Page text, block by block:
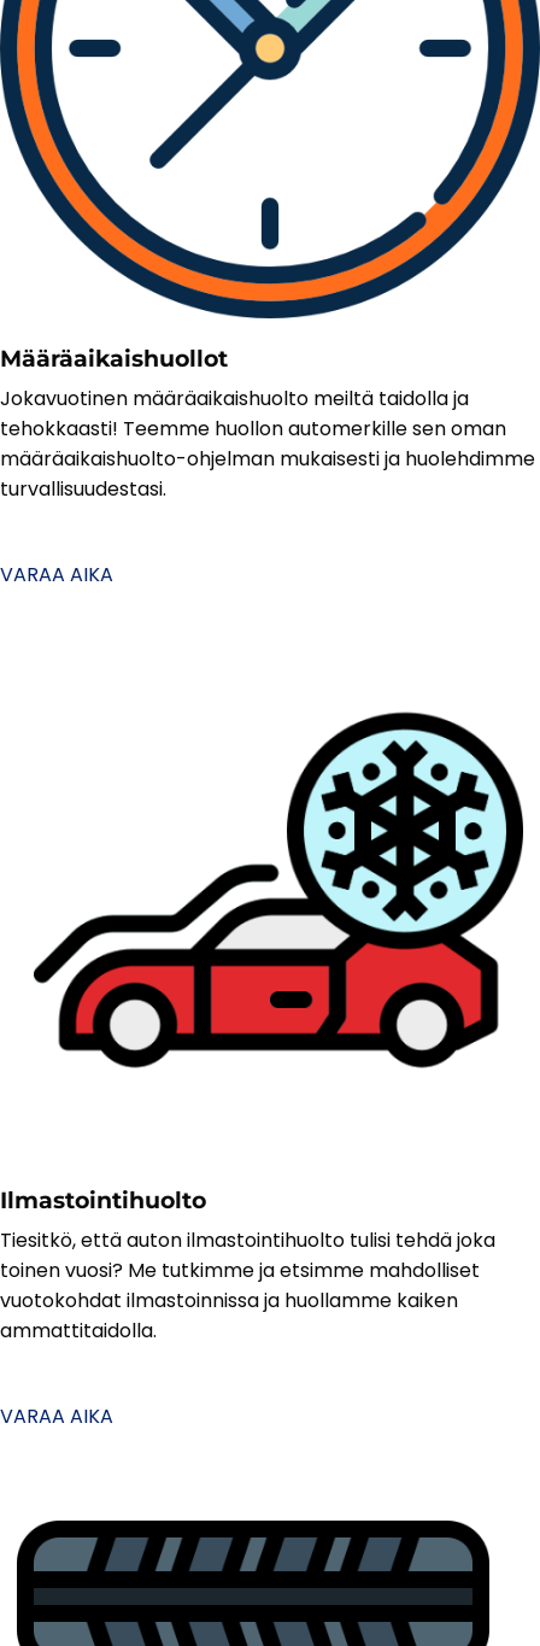
Määräaikaishuollot
Jokavuotinen määräaikaishuolto meiltä taidolla ja
tehokkaasti! Teemme huollon automerkille sen oman
määräaikaishuolto-ohjelman mukaisesti ja huolehdimme
turvallisuudestasi.
VARAA AIKA
Ilmastointihuolto
Tiesitkö, että auton ilmastointihuolto tulisi tehdä joka
toinen vuosi? Me tutkimme ja etsimme mahdolliset
vuotokohdat ilmastoinnissa ja huollamme kaiken
ammattitaidolla.
VARAA AIKA